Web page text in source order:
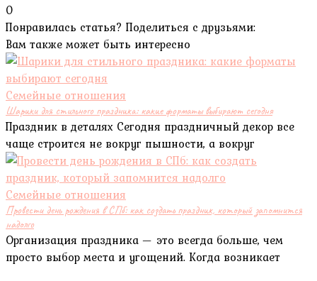
0
Понравилась статья? Поделиться с друзьями:
Вам также может быть интересно
Семейные отношения
Шарики для стильного праздника: какие форматы выбирают сегодня
Праздник в деталях Сегодня праздничный декор все
чаще строится не вокруг пышности, а вокруг
Семейные отношения
Провести день рождения в СПб: как создать праздник, который запомнится
надолго
Организация праздника — это всегда больше, чем
просто выбор места и угощений. Когда возникает